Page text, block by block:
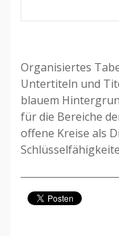
Organisiertes
Untertiteln und
blauem
für die Bereiche
offene Kreise als